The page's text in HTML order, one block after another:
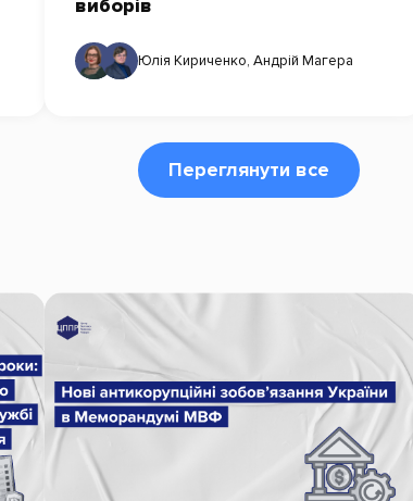
виборів
Юлія Кириченко,Андрій Магера
Переглянути все